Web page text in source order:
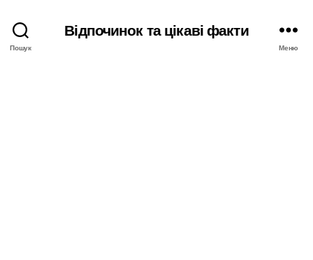
Пошук
Відпочинок та цікаві факти
Меню